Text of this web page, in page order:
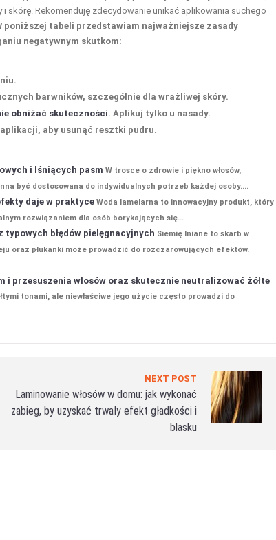
skórę. Rekomenduję zdecydowanie unikać aplikowania suchego
poniższej tabeli przedstawiam najważniejsze zasady
negatywnym skutkom:
barwników, szczególnie dla wrażliwej skóry.
obniżać skuteczności. Aplikuj tylko u nasady.
aplikacji, aby usunąć resztki pudru.
i lśniących pasm W trosce o zdrowie i piękno włosów,
być dostosowana do indywidualnych potrzeb każdej osoby....
daje w praktyce Woda lamelarna to innowacyjny produkt, który
rozwiązaniem dla osób borykających się...
typowych błędów pielęgnacyjnych Siemię lniane to skarb w
oraz płukanki może prowadzić do rozczarowujących efektów.
przesuszenia włosów oraz skutecznie neutralizować żółte
tonami, ale niewłaściwe jego użycie często prowadzi do
NEXT POST
Laminowanie włosów w domu: jak wykonać
zabieg, by uzyskać trwały efekt gładkości i
blasku